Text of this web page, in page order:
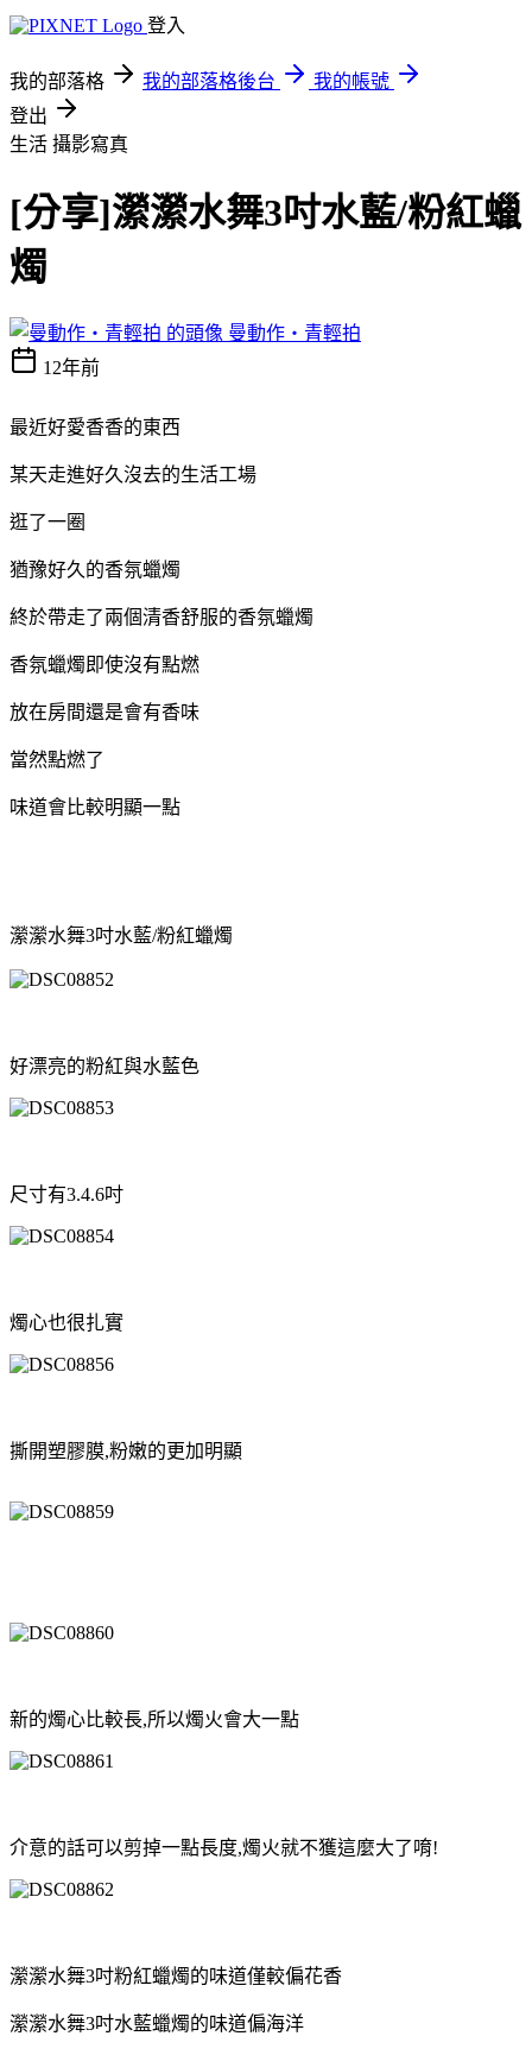
登入
我的部落格 我的部落格後台
我的帳號
登出
生活 攝影寫真
[分享]瀠瀠水舞3吋水藍/粉紅蠟
燭
曼動作‧青輕拍
12年前
最近好愛香香的東西
某天走進好久沒去的生活工場
逛了一圈
猶豫好久的香氛蠟燭
終於帶走了兩個清香舒服的香氛蠟燭
香氛蠟燭即使沒有點燃
放在房間還是會有香味
當然點燃了
味道會比較明顯一點
瀠瀠水舞3吋水藍/粉紅蠟燭
好漂亮的粉紅與水藍色
尺寸有3.4.6吋
燭心也很扎實
撕開塑膠膜,粉嫩的更加明顯
新的燭心比較長,所以燭火會大一點
介意的話可以剪掉一點長度,燭火就不獲這麼大了唷!
瀠瀠水舞3吋粉紅蠟燭的味道僅較偏花香
瀠瀠水舞3吋水藍蠟燭的味道偏海洋